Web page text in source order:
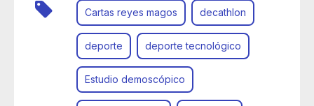
Cartas reyes magos decathlon
deporte deporte tecnológico
Estudio demoscópico